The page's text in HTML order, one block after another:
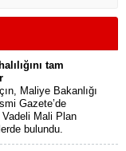
tam
Maliye Bakanlığı
Gazete’de
Vadeli Mali Plan
bulundu.